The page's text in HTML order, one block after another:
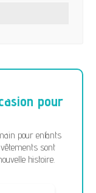
pour
pour enfants
sont
histoire.